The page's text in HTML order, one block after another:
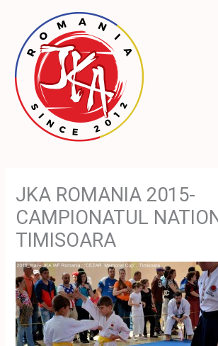
content
JKA ROMANIA 2015-
CAMPIONATUL
TIMISOARA